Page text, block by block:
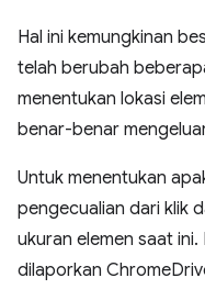
Hal ini kemungkinan
telah berubah
menentukan lokasi
benar-benar
Untuk menentukan
pengecualian dari klik
ukuran elemen saat
dilaporkan